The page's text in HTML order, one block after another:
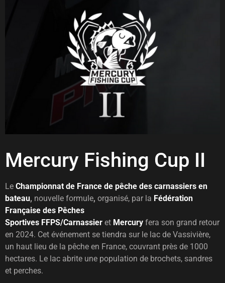
Mercury Fishing Cup II
Le Championnat de France de pêche des carnassiers en
bateau, nouvelle formule, organisé, par la Fédération
Française des Pêches
Sportives FFPS/Carnassier et Mercury fera son grand retour
en 2024. Cet événement se tiendra sur le lac de Vassivière,
un haut lieu de la pêche en France, couvrant près de 1000
hectares. Le lac abrite une population de brochets, sandres
et perches.